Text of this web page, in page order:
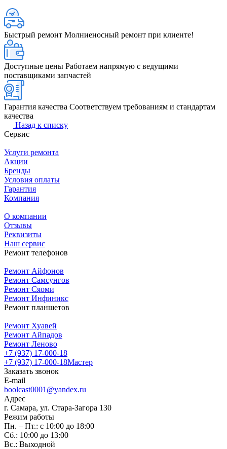
Быстрый ремонт Молниеносный ремонт при клиенте!
Доступные цены Работаем напрямую с ведущими
поставщиками запчастей
Гарантия качества Соответствуем требованиям и стандартам
качества
Назад к списку
Сервис
Услуги ремонта
Акции
Бренды
Условия оплаты
Гарантия
Компания
О компании
Отзывы
Реквизиты
Наш сервис
Ремонт телефонов
Ремонт Айфонов
Ремонт Самсунгов
Ремонт Сяоми
Ремонт Инфиникс
Ремонт планшетов
Ремонт Хуавей
Ремонт Айпадов
Ремонт Леново
+7 (937) 17-000-18
+7 (937) 17-000-18Мастер
Заказать звонок
E-mail
boolcast0001@yandex.ru
Адрес
г. Самара, ул. Стара-Загора 130
Режим работы
Пн. – Пт.: с 10:00 до 18:00
Сб.: 10:00 до 13:00
Вс.: Выходной